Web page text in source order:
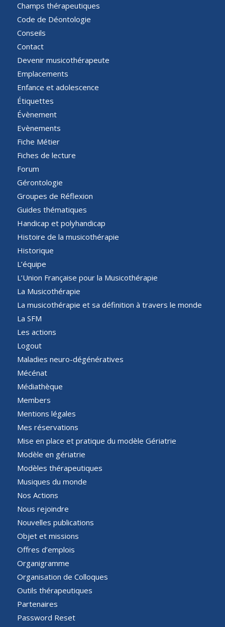
Champs thérapeutiques
Code de Déontologie
Conseils
Contact
Devenir musicothérapeute
Emplacements
Enfance et adolescence
Étiquettes
Évènement
Evènements
Fiche Métier
Fiches de lecture
Forum
Gérontologie
Groupes de Réflexion
Guides thématiques
Handicap et polyhandicap
Histoire de la musicothérapie
Historique
L’équipe
L’Union Française pour la Musicothérapie
La Musicothérapie
La musicothérapie et sa définition à travers le monde
La SFM
Les actions
Logout
Maladies neuro-dégénératives
Mécénat
Médiathèque
Members
Mentions légales
Mes réservations
Mise en place et pratique du modèle Gériatrie
Modèle en gériatrie
Modèles thérapeutiques
Musiques du monde
Nos Actions
Nous rejoindre
Nouvelles publications
Objet et missions
Offres d’emplois
Organigramme
Organisation de Colloques
Outils thérapeutiques
Partenaires
Password Reset